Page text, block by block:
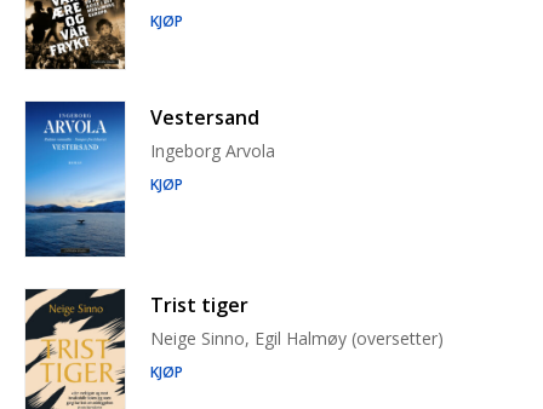
KJØP
Vestersand
Ingeborg Arvola
KJØP
Trist tiger
Neige Sinno, Egil Halmøy (oversetter)
KJØP